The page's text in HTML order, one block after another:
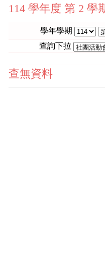
114 學年度 第 2 學
學年學期
查詢下拉
查無資料